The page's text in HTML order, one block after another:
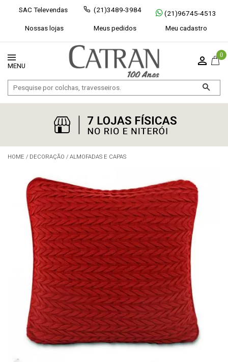
SAC Televendas (21)3489-3984
(21)96745-4513
Nossas lojas
Meus pedidos Meu cadastro
0
Exibir todos Fechar [×]
HOME / DECORAÇÃO / ALMOFADAS E CAPAS